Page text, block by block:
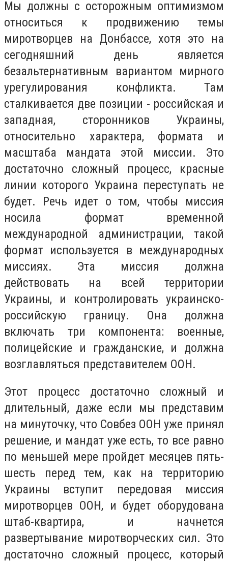
Мы должны с осторожным оптимизмом
относиться к продвижению темы
миротворцев на Донбассе, хотя это на
сегодняшний день является
безальтернативным вариантом мирного
урегулирования конфликта. Там
сталкивается две позиции - российская и
западная, сторонников Украины,
относительно характера, формата и
масштаба мандата этой миссии. Это
достаточно сложный процесс, красные
линии которого Украина переступать не
будет. Речь идет о том, чтобы миссия
носила формат временной
международной администрации, такой
формат используется в международных
миссиях. Эта миссия должна
действовать на всей территории
Украины, и контролировать украинско-
российскую границу. Она должна
включать три компонента: военные,
полицейские и гражданские, и должна
возглавляться представителем ООН.
Этот процесс достаточно сложный и
длительный, даже если мы представим
на минуточку, что Совбез ООН уже принял
решение, и мандат уже есть, то все равно
по меньшей мере пройдет месяцев пять-
шесть перед тем, как на территорию
Украины вступит передовая миссия
миротворцев ООН, и будет оборудована
штаб-квартира, и начнется
развертывание миротворческих сил. Это
достаточно сложный процесс, который